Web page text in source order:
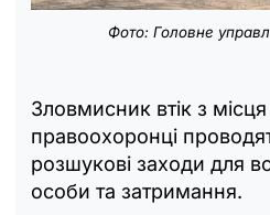
Фото: Головне
Зловмисник втік з місця
правоохоронці
розшукові заходи для
особи та затримання.